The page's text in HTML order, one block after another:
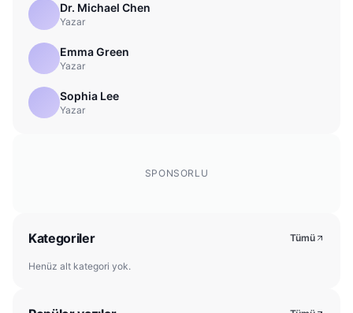
Dr. Michael Chen
Yazar
Emma Green
Yazar
Sophia Lee
Yazar
SPONSORLU
Kategoriler Tümü
Henüz alt kategori yok.